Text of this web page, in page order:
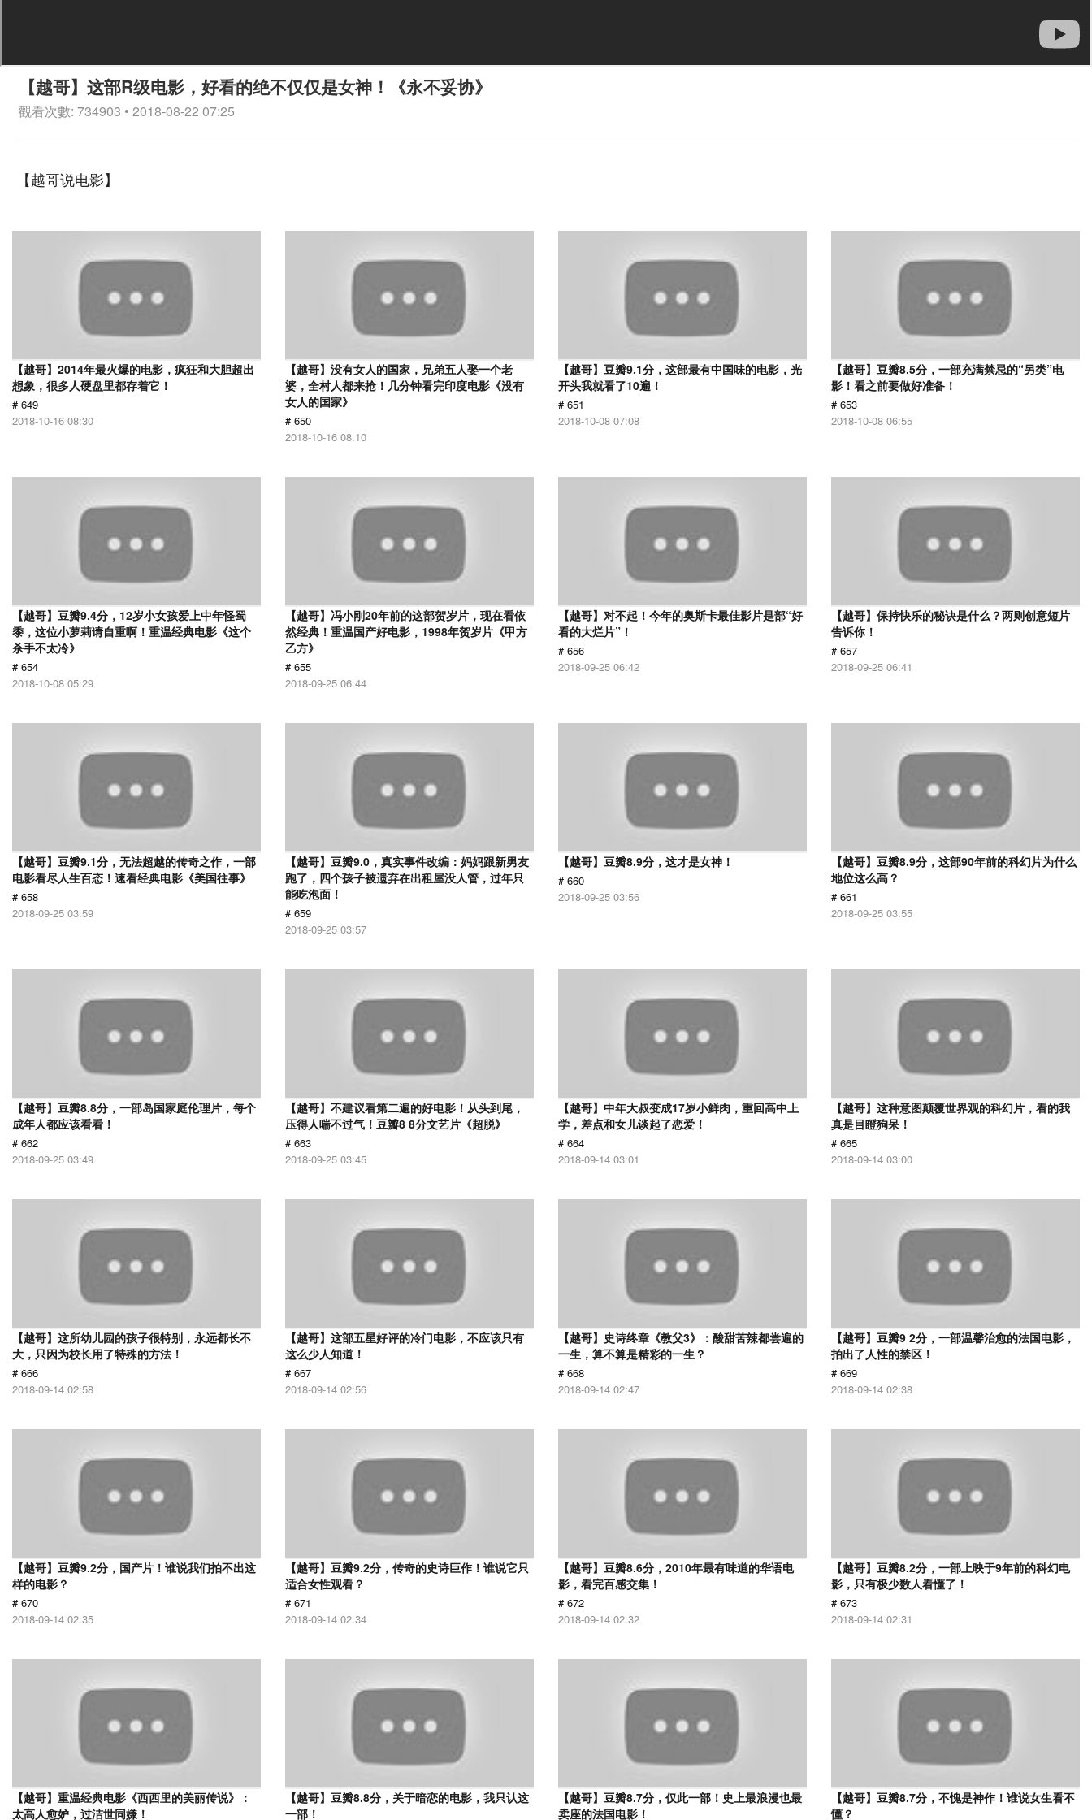
【越哥】这部R级电影，好看的绝不仅仅是女神！《永不妥协》
觀看次數: 734903 • 2018-08-22 07:25
【越哥说电影】
【越哥】2014年最火爆的电影，疯狂和大胆超出
想象，很多人硬盘里都存着它！
# 649
2018-10-16 08:30
【越哥】没有女人的国家，兄弟五人娶一个老
婆，全村人都来抢！几分钟看完印度电影《没有
女人的国家》
# 650
2018-10-16 08:10
【越哥】豆瓣9.1分，这部最有中国味的电影，光
开头我就看了10遍！
# 651
2018-10-08 07:08
【越哥】豆瓣8.5分，一部充满禁忌的“另类”电
影！看之前要做好准备！
# 653
2018-10-08 06:55
【越哥】豆瓣9.4分，12岁小女孩爱上中年怪蜀
黍，这位小萝莉请自重啊！重温经典电影《这个
杀手不太冷》
# 654
2018-10-08 05:29
【越哥】冯小刚20年前的这部贺岁片，现在看依
然经典！重温国产好电影，1998年贺岁片《甲方
乙方》
# 655
2018-09-25 06:44
【越哥】对不起！今年的奥斯卡最佳影片是部“好
看的大烂片”！
# 656
2018-09-25 06:42
【越哥】保持快乐的秘诀是什么？两则创意短片
告诉你！
# 657
2018-09-25 06:41
【越哥】豆瓣9.1分，无法超越的传奇之作，一部
电影看尽人生百态！速看经典电影《美国往事》
# 658
2018-09-25 03:59
【越哥】豆瓣9.0，真实事件改编：妈妈跟新男友
跑了，四个孩子被遗弃在出租屋没人管，过年只
能吃泡面！
# 659
2018-09-25 03:57
【越哥】豆瓣8.9分，这才是女神！
# 660
2018-09-25 03:56
【越哥】豆瓣8.9分，这部90年前的科幻片为什么
地位这么高？
# 661
2018-09-25 03:55
【越哥】豆瓣8.8分，一部岛国家庭伦理片，每个
成年人都应该看看！
# 662
2018-09-25 03:49
【越哥】不建议看第二遍的好电影！从头到尾，
压得人喘不过气！豆瓣8 8分文艺片《超脱》
# 663
2018-09-25 03:45
【越哥】中年大叔变成17岁小鲜肉，重回高中上
学，差点和女儿谈起了恋爱！
# 664
2018-09-14 03:01
【越哥】这种意图颠覆世界观的科幻片，看的我
真是目瞪狗呆！
# 665
2018-09-14 03:00
【越哥】这所幼儿园的孩子很特别，永远都长不
大，只因为校长用了特殊的方法！
# 666
2018-09-14 02:58
【越哥】这部五星好评的冷门电影，不应该只有
这么少人知道！
# 667
2018-09-14 02:56
【越哥】史诗终章《教父3》：酸甜苦辣都尝遍的
一生，算不算是精彩的一生？
# 668
2018-09-14 02:47
【越哥】豆瓣9 2分，一部温馨治愈的法国电影，
拍出了人性的禁区！
# 669
2018-09-14 02:38
【越哥】豆瓣9.2分，国产片！谁说我们拍不出这
样的电影？
# 670
2018-09-14 02:35
【越哥】豆瓣9.2分，传奇的史诗巨作！谁说它只
适合女性观看？
# 671
2018-09-14 02:34
【越哥】豆瓣8.6分，2010年最有味道的华语电
影，看完百感交集！
# 672
2018-09-14 02:32
【越哥】豆瓣8.2分，一部上映于9年前的科幻电
影，只有极少数人看懂了！
# 673
2018-09-14 02:31
【越哥】重温经典电影《西西里的美丽传说》：
太高人愈妒，过洁世同嫌！
【越哥】豆瓣8.8分，关于暗恋的电影，我只认这
一部！
【越哥】豆瓣8.7分，仅此一部！史上最浪漫也最
卖座的法国电影！
【越哥】豆瓣8.7分，不愧是神作！谁说女生看不
懂？